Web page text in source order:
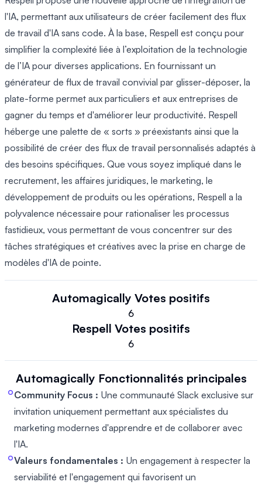
l'IA, permettant aux utilisateurs de créer facilement des flux
de travail d'IA sans code. À la base, Respell est conçu pour
simplifier la complexité liée à l’exploitation de la technologie
de l’IA pour diverses applications. En fournissant un
générateur de flux de travail convivial par glisser-déposer, la
plate-forme permet aux particuliers et aux entreprises de
gagner du temps et d'améliorer leur productivité. Respell
héberge une palette de « sorts » préexistants ainsi que la
possibilité de créer des flux de travail personnalisés adaptés à
des besoins spécifiques. Que vous soyez impliqué dans le
recrutement, les affaires juridiques, le marketing, le
développement de produits ou les opérations, Respell a la
polyvalence nécessaire pour rationaliser les processus
fastidieux, vous permettant de vous concentrer sur des
tâches stratégiques et créatives avec la prise en charge de
modèles d'IA de pointe.
Automagically Votes positifs
6
Respell Votes positifs
6
Automagically Fonctionnalités principales
Community Focus : Une communauté Slack exclusive sur
invitation uniquement permettant aux spécialistes du
marketing modernes d'apprendre et de collaborer avec
l'IA.
Valeurs fondamentales : Un engagement à respecter la
serviabilité et l'engagement qui favorisent un